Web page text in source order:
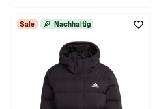
Sale Nachhaltig